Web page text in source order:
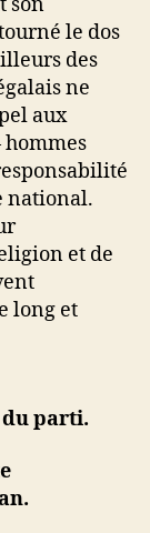
son
le dos
des
ne
aux
national.
et de
long et
du parti.